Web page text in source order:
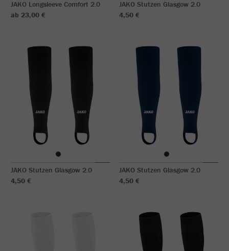
JAKO Longsleeve Comfort 2.0
ab 23,00 €
JAKO Stutzen Glasgow 2.0
4,50 €
JAKO Stutzen Glasgow 2.0
4,50 €
JAKO Stutzen Glasgow 2.0
4,50 €